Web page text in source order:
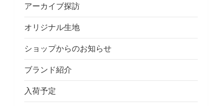
アーカイブ探訪
オリジナル生地
ショップからのお知らせ
ブランド紹介
入荷予定